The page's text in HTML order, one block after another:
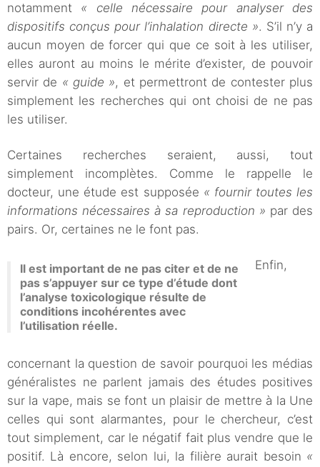
notamment « celle nécessaire pour analyser des
dispositifs conçus pour l’inhalation directe ». S’il n’y a
aucun moyen de forcer qui que ce soit à les utiliser,
elles auront au moins le mérite d’exister, de pouvoir
servir de « guide », et permettront de contester plus
simplement les recherches qui ont choisi de ne pas
les utiliser.
Certaines recherches seraient, aussi, tout
simplement incomplètes. Comme le rappelle le
docteur, une étude est supposée « fournir toutes les
informations nécessaires à sa reproduction » par des
pairs. Or, certaines ne le font pas.
Il est important de ne pas citer et de ne
pas s’appuyer sur ce type d’étude dont
l’analyse toxicologique résulte de
conditions incohérentes avec
l’utilisation réelle.
Enfin,
concernant la question de savoir pourquoi les médias
généralistes ne parlent jamais des études positives
sur la vape, mais se font un plaisir de mettre à la Une
celles qui sont alarmantes, pour le chercheur, c’est
tout simplement, car le négatif fait plus vendre que le
positif. Là encore, selon lui, la filière aurait besoin «